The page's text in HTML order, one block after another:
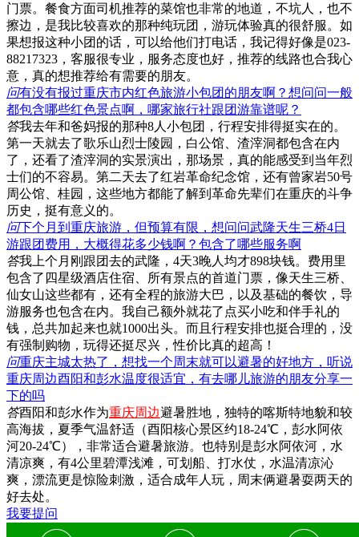
门票。餐食方面司机推荐的菜馆也非常的地道，不坑人，也不
擦边，是我比较喜欢的那种纯玩团，游玩体验真的很舒服。如
果想报这种小团的话，可以给他们打电话，我记得好像是023-
88217323，客服很专业，服务态度也好，推荐的线路也合我心
意，真的想推荐给有需要的朋友。
问有没有报过重庆市内红色旅游小包团的朋友啊？想问问一般
都包含哪些红色景点啊，哪家旅行社跟团游靠谱呢？
答我去年和爸妈报的那种8人小包团，行程安排得挺实在的。
第一天就去了歌乐山烈士陵园，白公馆、渣滓洞都包含在内
了，还看了渣滓洞的实景演出，那场景，真的能感受到当年烈
士们的不容易。第二天去了红岩革命纪念馆，还有曾家岩50号
周公馆、桂园，这些地方都能了解到革命先辈们在重庆的斗争
历史，挺有意义的。
问下个月到重庆旅游，但预算有限，想问问武隆天生三桥4日
游跟团费用，大概得花多少钱啊？包含了哪些服务啊
答我上个月刚跟团去的武隆，4天3晚人均才898块钱。费用里
包含了四星级酒店住宿、所有景点的首道门票，像天生三桥、
仙女山这些都有，还有全程的旅游大巴，以及基础的餐饮，导
游服务也包含在内。我自己额外就花了点买小吃和伴手礼的
钱，总共加起来也就1000出头。而且行程安排也挺合理的，没
有强制购物，玩得还挺尽兴，性价比真的超高！
问重庆主城太热了，想找一个周末就可以避暑的好地方，听说
重庆周边酉阳和彭水温度很适宜，有去哪儿旅游的朋友分享一
下的吗
答酉阳和彭水作为重庆周边避暑胜地，独特的喀斯特地貌和较
高海拔，夏季气温舒适（酉阳核心景区约18-24℃，彭水阿依
河20-24℃），非常适合避暑旅游。也特别是彭水阿依河，水
清凉爽，有4公里碧潭浅滩，可划船、打水仗，水温清凉沁
爽，漂流更是惊险刺激，适合成年人玩，周末俩避暑耍两天的
好去处。
我要提问